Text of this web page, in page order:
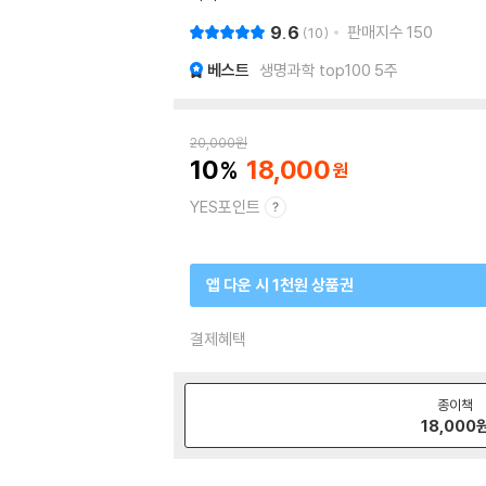
9.6 10 판매지수 150
베스트 생명과학 top100 5주
20,000원
10 18,000
YES포인트
앱 다운 시 1천원 상품권
결제혜택
종이책
18,000